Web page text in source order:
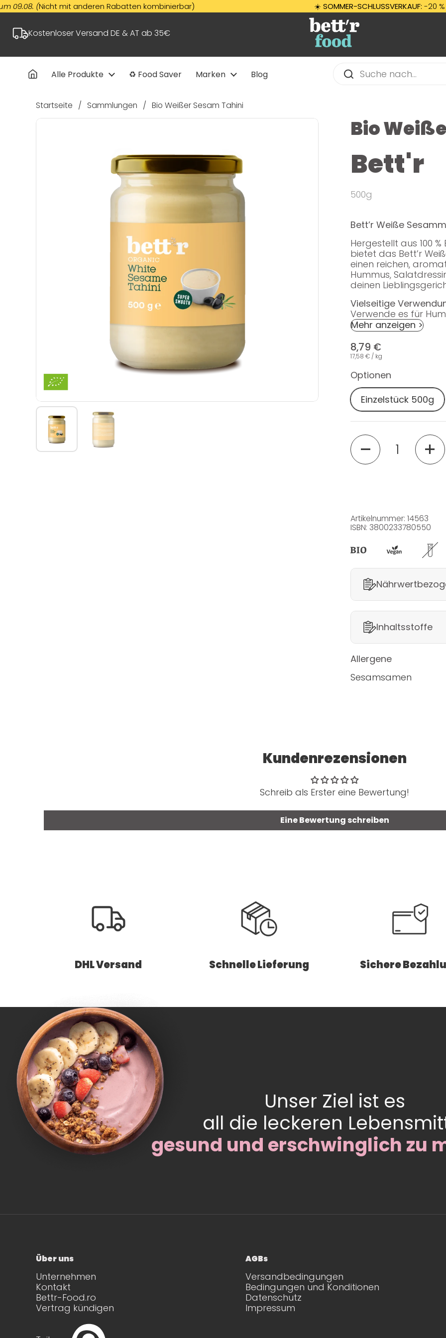
Zum Inhalt springen
(Nicht mit anderen Rabatten kombinierbar) SOMMER-SCHLUSSVERKAUF:-20 % auf
Kostenloser Versand DE & AT ab 35€
Alle Produkte ♻️ Food Saver Marken Blog
Startseite / Sammlungen / Bio Weißer Sesam Tahini
Bio
Bett'r
500g
Bett’r Weiße
Hergestellt aus 100
bietet das Bett’r
einen reichen,
Hummus,
deinen
Vielseitige
Verwende es für
Mehr anzeigen >
8,79 €
17,58 € / kg
Optionen
Einzelstück 500g
Menge
Artikelnummer: 14563
ISBN: 3800233780550
Inhaltsstoffe
Allergene
Sesamsamen
Kundenrezensionen
Schreib als Erster eine Bewertung!
Eine Bewertung schreiben
DHL Versand Schnelle Lieferung Sichere
Unser Ziel ist es
all die leckeren
gesund und erschwinglich zu
Über uns
Unternehmen
Kontakt
Bettr-Food.ro
Vertrag kündigen
AGBs
Versandbedingungen
Bedingungen und Konditionen
Datenschutz
Impressum